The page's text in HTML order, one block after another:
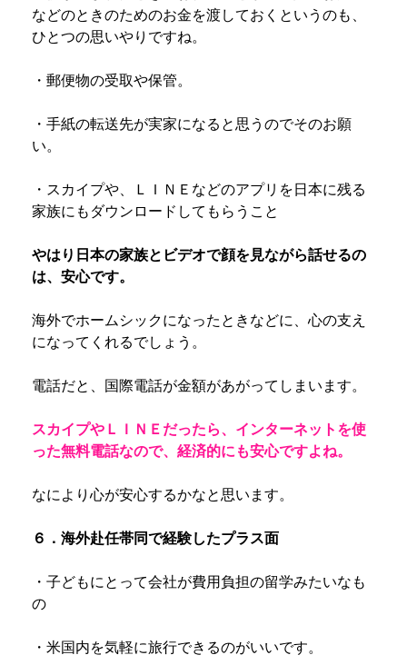
などのときのためのお金を渡しておくというのも、
ひとつの思いやりですね。
・郵便物の受取や保管。
・手紙の転送先が実家になると思うのでそのお願
い。
・スカイプや、ＬＩＮＥなどのアプリを日本に残る
家族にもダウンロードしてもらうこと
やはり日本の家族とビデオで顔を見ながら話せるの
は、安心です。
海外でホームシックになったときなどに、心の支え
になってくれるでしょう。
電話だと、国際電話が金額があがってしまいます。
スカイプやＬＩＮＥだったら、インターネットを使
った無料電話なので、経済的にも安心ですよね。
なにより心が安心するかなと思います。
６．海外赴任帯同で経験したプラス面
・子どもにとって会社が費用負担の留学みたいなも
の
・米国内を気軽に旅行できるのがいいです。